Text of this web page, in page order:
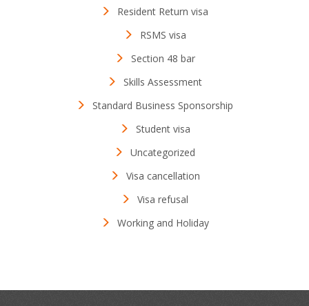
Resident Return visa
RSMS visa
Section 48 bar
Skills Assessment
Standard Business Sponsorship
Student visa
Uncategorized
Visa cancellation
Visa refusal
Working and Holiday